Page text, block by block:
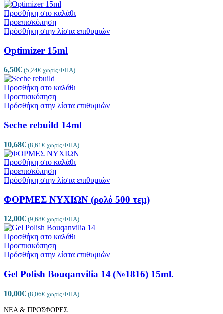
Προσθήκη στο καλάθι
Προεπισκόπηση
Πρόσθήκη στην λίστα επιθυμιών
Optimizer 15ml
6,50€ (5,24€ χωρίς ΦΠΑ)
Προσθήκη στο καλάθι
Προεπισκόπηση
Πρόσθήκη στην λίστα επιθυμιών
Seche rebuild 14ml
10,68€ (8,61 € χωρίς ΦΠΑ)
Προσθήκη στο καλάθι
Προεπισκόπηση
Πρόσθήκη στην λίστα επιθυμιών
ΦΟΡΜΕΣ ΝΥΧΙΩΝ (ρολό 500 τεμ)
12,00€ (9,68€ χωρίς ΦΠΑ)
Προσθήκη στο καλάθι
Προεπισκόπηση
Πρόσθήκη στην λίστα επιθυμιών
Gel Polish Bouqanvilia 14 (№1816) 15ml.
10,00€ (8,06€ χωρίς ΦΠΑ)
ΝΕΑ & ΠΡΟΣΦΟΡΕΣ